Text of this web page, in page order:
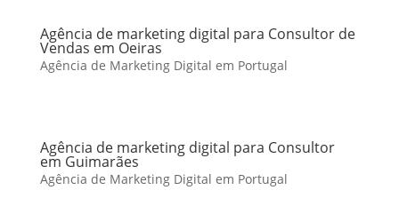
Agência de marketing digital para Consultor de
Vendas em Oeiras
Agência de Marketing Digital em Portugal
Agência de marketing digital para Consultor
em Guimarães
Agência de Marketing Digital em Portugal